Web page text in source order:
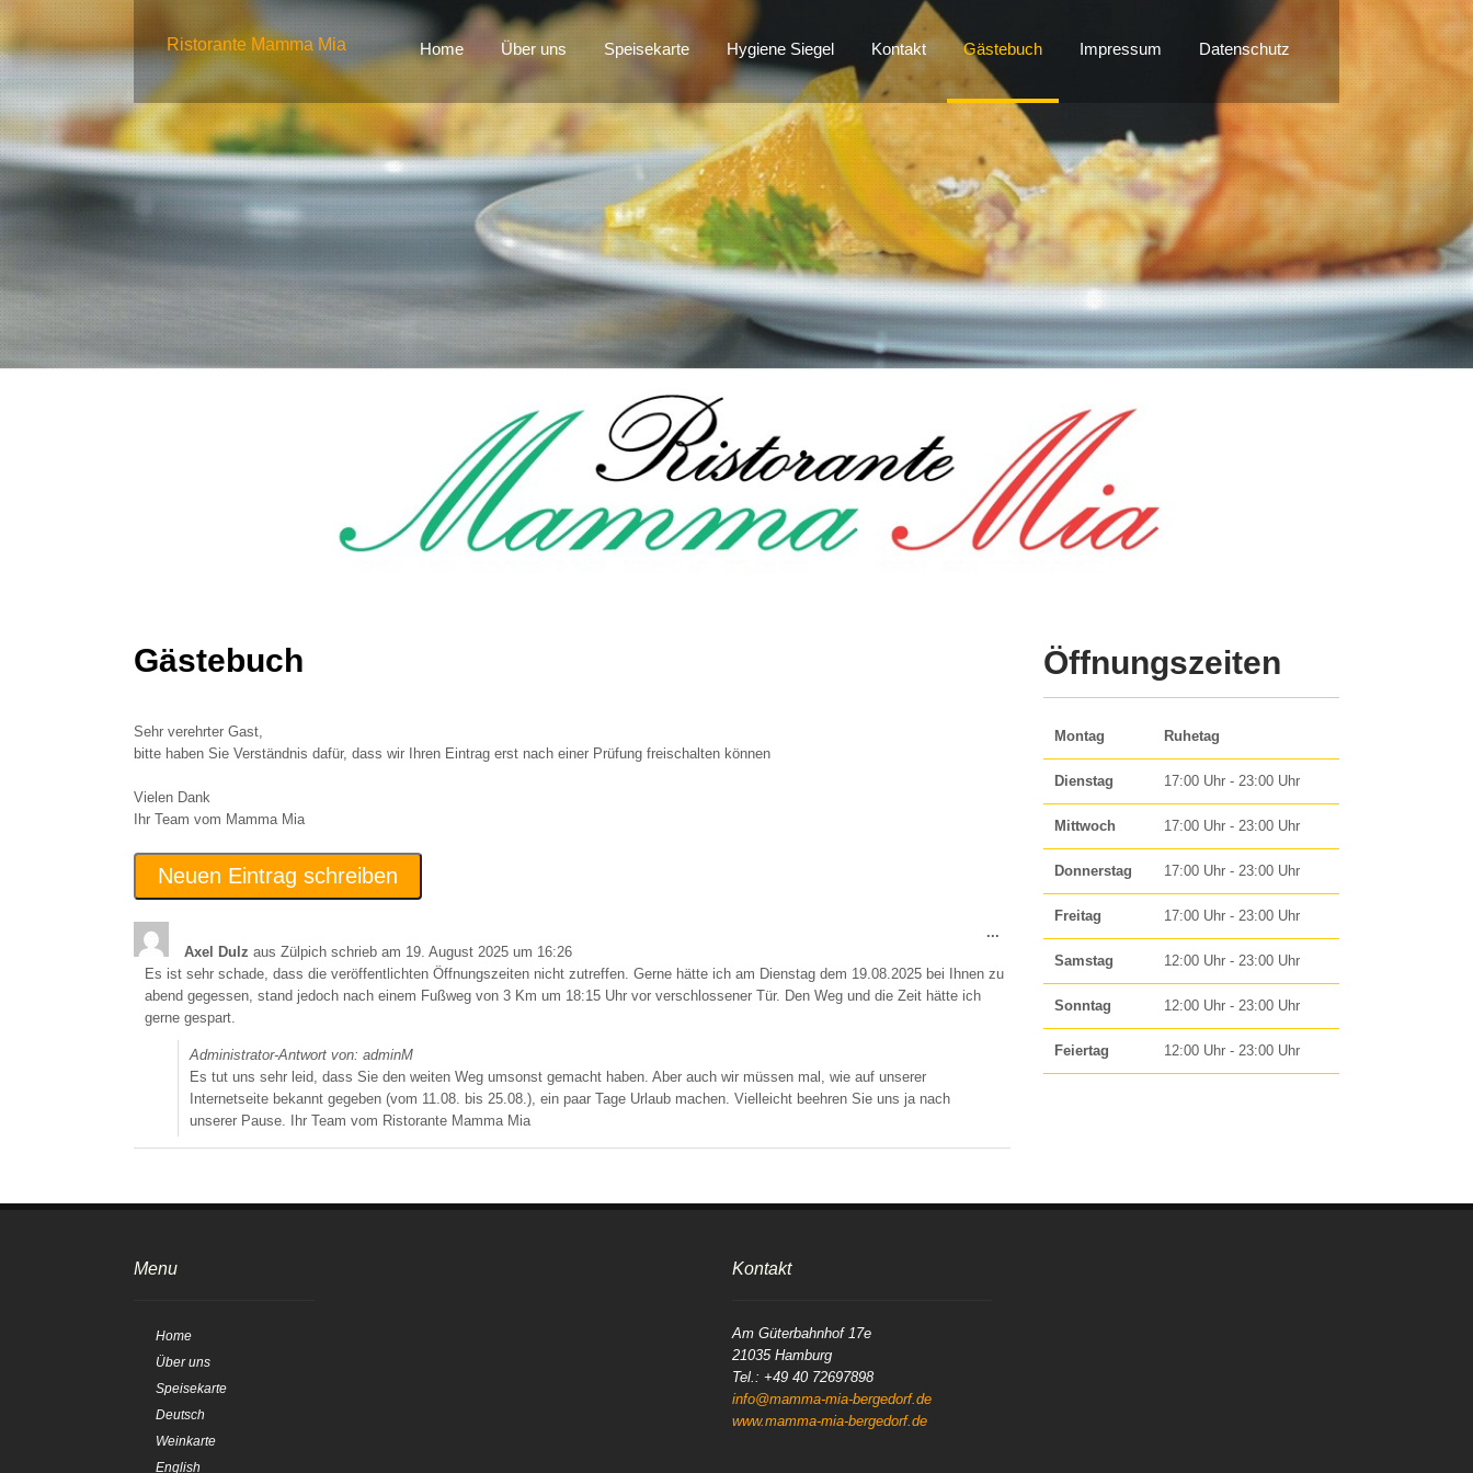
Ristorante Mamma Mia Home Über uns Speisekarte Hygiene Siegel Kontakt Gästebuch Impressum Datenschutz
Gästebuch
Sehr verehrter Gast,
bitte haben Sie Verständnis dafür, dass wir Ihren Eintrag erst nach einer Prüfung freischalten können
Vielen Dank
Ihr Team vom Mamma Mia
Axel Dulz aus Zülpich schrieb am 19. August 2025 um 16:26
Es ist sehr schade, dass die veröffentlichten Öffnungszeiten nicht zutreffen. Gerne hätte ich am Dienstag dem 19.08.2025 bei Ihnen zu
abend gegessen, stand jedoch nach einem Fußweg von 3 Km um 18:15 Uhr vor verschlossener Tür. Den Weg und die Zeit hätte ich
gerne gespart.
Administrator-Antwort von: adminM
Es tut uns sehr leid, dass Sie den weiten Weg umsonst gemacht haben. Aber auch wir müssen mal, wie auf unserer
Internetseite bekannt gegeben (vom 11.08. bis 25.08.), ein paar Tage Urlaub machen. Vielleicht beehren Sie uns ja nach
unserer Pause. Ihr Team vom Ristorante Mamma Mia
...
Metabox
ein-/ausblenden.
Öffnungszeiten
Montag Ruhetag
Dienstag 17:00 Uhr - 23:00 Uhr
Mittwoch 17:00 Uhr - 23:00 Uhr
Donnerstag 17:00 Uhr - 23:00 Uhr
Freitag 17:00 Uhr - 23:00 Uhr
Samstag 12:00 Uhr - 23:00 Uhr
Sonntag 12:00 Uhr - 23:00 Uhr
Feiertag 12:00 Uhr - 23:00 Uhr
Menu
Home
Über uns
Speisekarte
Deutsch
Weinkarte
English
Kontakt
Am Güterbahnhof 17e
21035 Hamburg
Tel.: +49 40 72697898
info@mamma-mia-bergedorf.de
www.mamma-mia-bergedorf.de